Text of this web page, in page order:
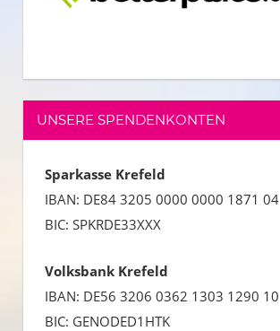
UNSERE SPENDENKONTEN
Sparkasse Krefeld
IBAN: DE84 3205 0000 0000 1871 04
BIC: SPKRDE33XXX
Volksbank Krefeld
IBAN: DE56 3206 0362 1303 1290 10
BIC: GENODED1HTK